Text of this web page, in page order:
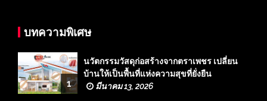
บทความพิเศษ
1
นวัตกรรมวัสดุก่อสร้างจากตราเพชร เปลี่ยน
บ้านให้เป็นพื้นที่แห่งความสุขที่ยั่งยืน
มีนาคม 13, 2026